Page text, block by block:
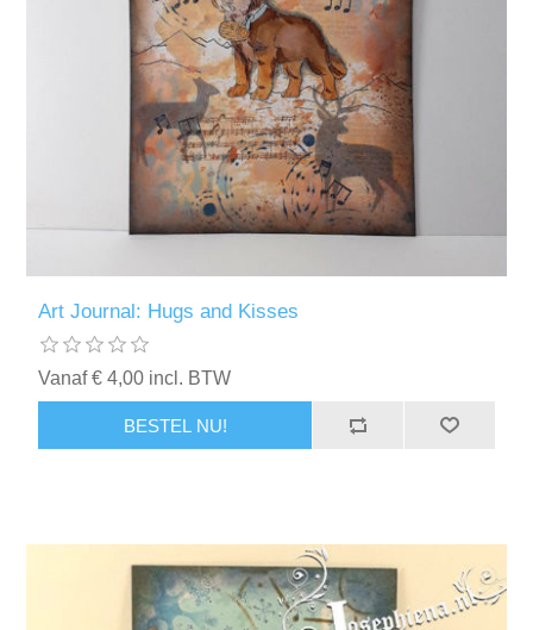
Art Journal: Hugs and Kisses
Vanaf € 4,00 incl. BTW
BESTEL NU!